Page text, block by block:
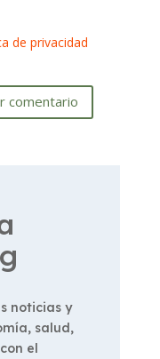
de privacidad
comentario
noticias y
salud,
el